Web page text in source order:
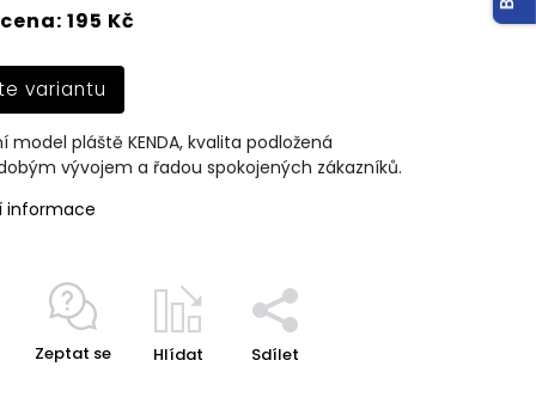
195 Kč
variantu
model pláště KENDA, kvalita podložená
vývojem a řadou spokojených zákazníků.
informace
Zeptat se Hlídat Sdílet